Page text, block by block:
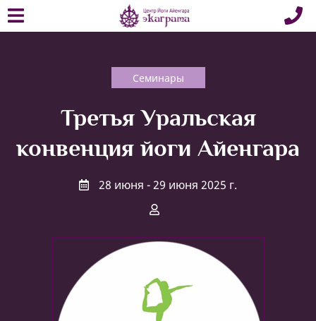
Семинары
Третья Уральская
конвенция йоги Айенгара
28 июня - 29 июня 2025 г.